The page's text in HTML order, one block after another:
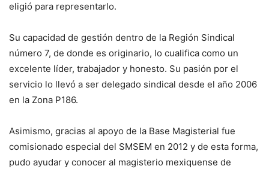
eligió para representarlo.
Su capacidad de gestión dentro de la Región Sindical
número 7, de donde es originario, lo cualifica como un
excelente líder, trabajador y honesto. Su pasión por el
servicio lo llevó a ser delegado sindical desde el año 2006
en la Zona P186.
Asimismo, gracias al apoyo de la Base Magisterial fue
comisionado especial del SMSEM en 2012 y de esta forma,
pudo ayudar y conocer al magisterio mexiquense de